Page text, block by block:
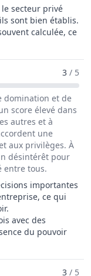
secteur privé
sont bien établis.
calculée, ce
/ 3 / 5
domination et de
score élevé dans
autres et à
une
aux privilèges. À
désintérêt pour
entre tous.
importantes
ce qui
avec des
du pouvoir
/ 3 / 5